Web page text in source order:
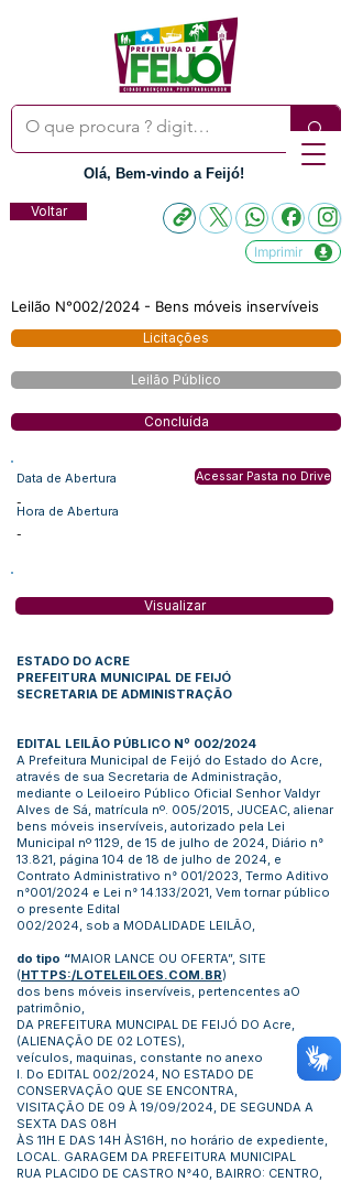
Olá, Bem-vindo a Feijó!
Voltar
Imprimir
Leilão N°002/2024 - Bens móveis inservíveis
Licitações
Leilão Público
Concluída
Data de Abertura
-
Hora de Abertura
-
Acessar Pasta no Drive
Visualizar
ESTADO DO ACRE
PREFEITURA MUNICIPAL DE FEIJÓ
SECRETARIA DE ADMINISTRAÇÃO
EDITAL LEILÃO PÚBLICO Nº 002/2024
A Prefeitura Municipal de Feijó do Estado do Acre,
através de sua Secretaria de Administração,
mediante o Leiloeiro Público Oficial Senhor Valdyr
Alves de Sá, matrícula nº. 005/2015, JUCEAC, alienar
bens móveis inservíveis, autorizado pela Lei
Municipal nº 1129, de 15 de julho de 2024, Diário n°
13.821, página 104 de 18 de julho de 2024, e
Contrato Administrativo n° 001/2023, Termo Aditivo
n°001/2024 e Lei n° 14.133/2021, Vem tornar público
o presente Edital
002/2024, sob a MODALIDADE LEILÃO,
do tipo “MAIOR LANCE OU OFERTA”, SITE
(HTTPS:/LOTELEILOES.COM.BR)
dos bens móveis inservíveis, pertencentes aO
patrimônio,
DA PREFEITURA MUNCIPAL DE FEIJÓ DO Acre,
(ALIENAÇÃO DE 02 LOTES),
veículos, maquinas, constante no anexo
I. Do EDITAL 002/2024, NO ESTADO DE
CONSERVAÇÃO QUE SE ENCONTRA,
VISITAÇÃO DE 09 À 19/09/2024, DE SEGUNDA A
SEXTA DAS 08H
ÀS 11H E DAS 14H ÀS16H, no horário de expediente,
LOCAL. GARAGEM DA PREFEITURA MUNICIPAL
RUA PLACIDO DE CASTRO N°40, BAIRRO: CENTRO,